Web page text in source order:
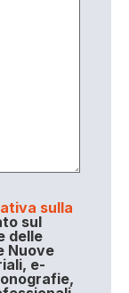
sulla
sul
delle
Nuove
e-